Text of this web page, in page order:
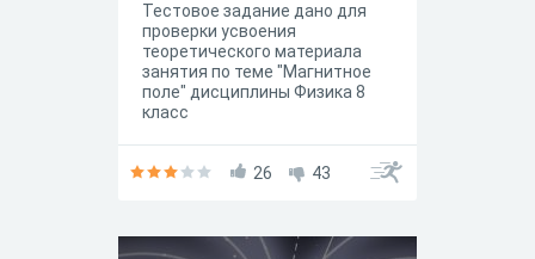
Тестовое задание дано для
проверки усвоения
теоретического материала
занятия по теме "Магнитное
поле" дисциплины Физика 8
класс
26 43